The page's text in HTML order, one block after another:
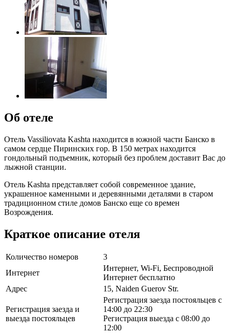
Об отеле
Отель Vassiliovata Kashta находится в южной части Банско в
самом сердце Пиринских гор. В 150 метрах находится
гондольный подъемник, который без проблем доставит Вас до
лыжной станции.
Отель Kashta представляет собой современное здание,
украшенное каменными и деревянными деталями в старом
традиционном стиле домов Банско еще со времен
Возрождения.
Краткое описание отеля
Количество номеров
3
Интернет
Интернет, Wi-Fi, Беспроводной
Интернет бесплатно
Адрес
15, Naiden Guerov Str.
Регистрация заезда и
выезда постояльцев
Регистрация заезда постояльцев с
14:00 до 22:30
Регистрация выезда с 08:00 до
12:00